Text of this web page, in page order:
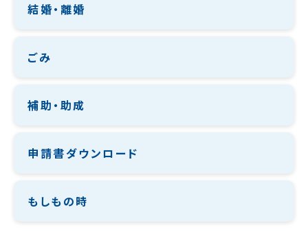
結婚・離婚
ごみ
補助・助成
申請書ダウンロード
もしもの時